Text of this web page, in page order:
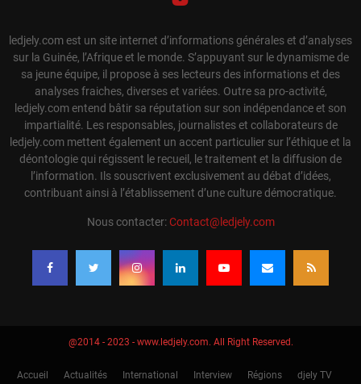
ledjely.com est un site internet d’informations générales et d’analyses
sur la Guinée, l’Afrique et le monde. S’appuyant sur le dynamisme de
sa jeune équipe, il propose à ses lecteurs des informations et des
analyses fraiches, diverses et variées. Outre sa pro-activité,
ledjely.com entend bâtir sa réputation sur son indépendance et son
impartialité. Les responsables, journalistes et collaborateurs de
ledjely.com mettent également un accent particulier sur l’éthique et la
déontologie qui régissent le recueil, le traitement et la diffusion de
l’information. Ils souscrivent exclusivement au débat d’idées,
contribuant ainsi à l’établissement d’une culture démocratique.
Nous contacter:Contact@ledjely.com
@2014 - 2023 - www.ledjely.com. All Right Reserved.
Accueil Actualités International Interview Régions djely TV